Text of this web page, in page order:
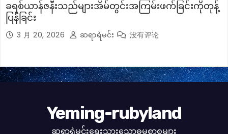
ခရစ်ယာန်ဇနီးသည်များအိမ်တွင်းအကြမ်းဖက်ခြင်းကိုတုန့်
ပြန်ခြင်း
3 月 20, 2026 ဆရာရဲမင်း 没有评论
Yeming-rubyland
ဆရာရဲမင်းရေးသားသောဓမ္မစာစုများ